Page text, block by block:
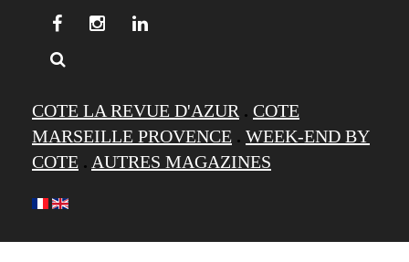
COTE LA REVUE D'AZUR . COTE
MARSEILLE PROVENCE . WEEK-END BY
COTE . AUTRES MAGAZINES